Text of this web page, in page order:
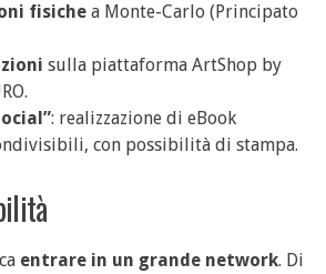
fisiche a Monte-Carlo (Principato
sulla piattaforma ArtShop by
: realizzazione di eBook
con possibilità di stampa.
entrare in un grande network. Di